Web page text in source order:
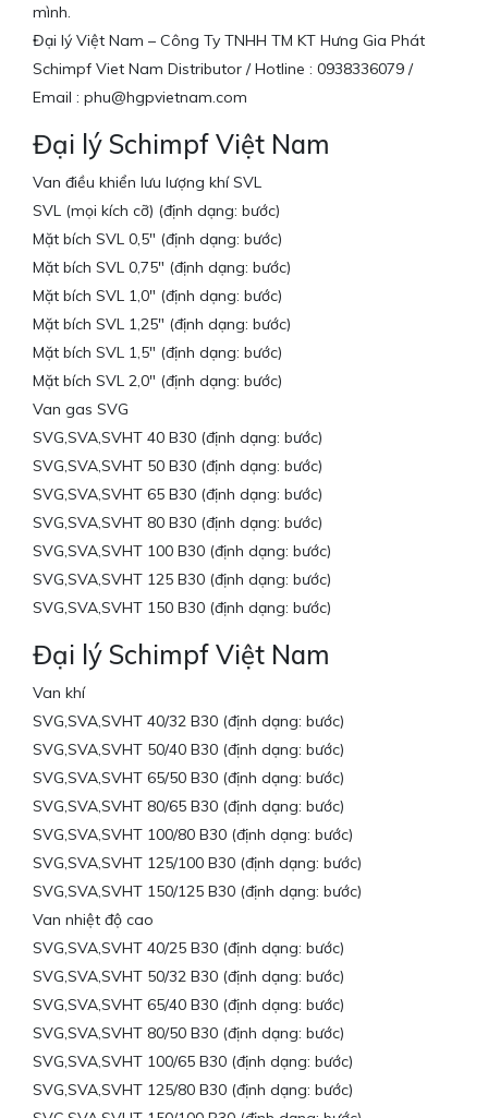
mình.
Đại lý Việt Nam – Công Ty TNHH TM KT Hưng Gia Phát
Schimpf Viet Nam Distributor / Hotline : 0938336079 /
Email : phu@hgpvietnam.com
Đại lý Schimpf Việt Nam
Van điều khiển lưu lượng khí SVL
SVL (mọi kích cỡ) (định dạng: bước)
Mặt bích SVL 0,5″ (định dạng: bước)
Mặt bích SVL 0,75″ (định dạng: bước)
Mặt bích SVL 1,0″ (định dạng: bước)
Mặt bích SVL 1,25″ (định dạng: bước)
Mặt bích SVL 1,5″ (định dạng: bước)
Mặt bích SVL 2,0″ (định dạng: bước)
Van gas SVG
SVG,SVA,SVHT 40 B30 (định dạng: bước)
SVG,SVA,SVHT 50 B30 (định dạng: bước)
SVG,SVA,SVHT 65 B30 (định dạng: bước)
SVG,SVA,SVHT 80 B30 (định dạng: bước)
SVG,SVA,SVHT 100 B30 (định dạng: bước)
SVG,SVA,SVHT 125 B30 (định dạng: bước)
SVG,SVA,SVHT 150 B30 (định dạng: bước)
Đại lý Schimpf Việt Nam
Van khí
SVG,SVA,SVHT 40/32 B30 (định dạng: bước)
SVG,SVA,SVHT 50/40 B30 (định dạng: bước)
SVG,SVA,SVHT 65/50 B30 (định dạng: bước)
SVG,SVA,SVHT 80/65 B30 (định dạng: bước)
SVG,SVA,SVHT 100/80 B30 (định dạng: bước)
SVG,SVA,SVHT 125/100 B30 (định dạng: bước)
SVG,SVA,SVHT 150/125 B30 (định dạng: bước)
Van nhiệt độ cao
SVG,SVA,SVHT 40/25 B30 (định dạng: bước)
SVG,SVA,SVHT 50/32 B30 (định dạng: bước)
SVG,SVA,SVHT 65/40 B30 (định dạng: bước)
SVG,SVA,SVHT 80/50 B30 (định dạng: bước)
SVG,SVA,SVHT 100/65 B30 (định dạng: bước)
SVG,SVA,SVHT 125/80 B30 (định dạng: bước)